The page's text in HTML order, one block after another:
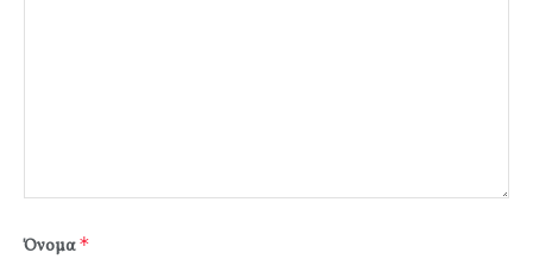
Όνομα*